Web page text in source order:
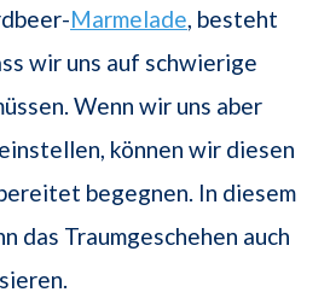
Marmelade, besteht
wir uns auf schwierige
Wenn wir uns aber
können wir diesen
begegnen. In diesem
das Traumgeschehen auch